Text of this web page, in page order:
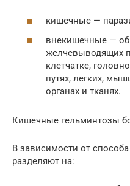
кишечные —
внекишечные —
желчевыводящих
клетчатке,
путях, легких,
органах и тканях.
Кишечные гельминтозы
В зависимости от
разделяют на: